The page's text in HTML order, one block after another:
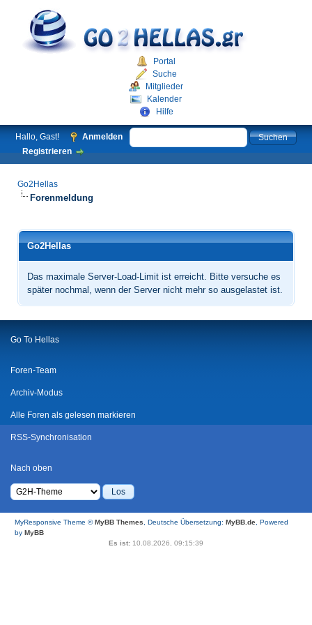
Portal
Suche
Mitglieder
Kalender
Hilfe
Hallo, Gast!
Anmelden
Registrieren
Go2Hellas
Forenmeldung
Go2Hellas
Das maximale Server-Load-Limit ist erreicht. Bitte versuche es
später nochmal, wenn der Server nicht mehr so ausgelastet ist.
Go To Hellas
Foren-Team
Archiv-Modus
Alle Foren als gelesen markieren
RSS-Synchronisation
Nach oben
MyResponsive Theme ©MyBB Themes , Deutsche Übersetzung: MyBB.de , Powered
by MyBB
Es ist: 10.08.2026, 09:15:39